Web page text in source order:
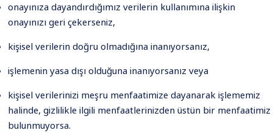
onayınıza dayandırdığımız verilerin kullanımına ilişkin
onayınızı geri çekerseniz,
kişisel verilerin doğru olmadığına inanıyorsanız,
işlemenin yasa dışı olduğuna inanıyorsanız veya
kişisel verilerinizi meşru menfaatimize dayanarak işlememiz
halinde, gizlilikle ilgili menfaatlerinizden üstün bir menfaatimiz
bulunmuyorsa.